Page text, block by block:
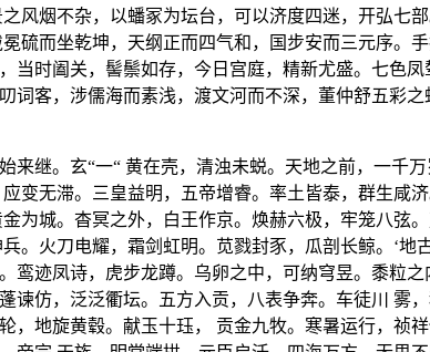
风烟不杂，以蟠冢为坛台，可以济度四迷，开弘七
硫而坐乾坤，天纲正而四气和，国步安而三元序。
当时阖关，髻鬃如存，今日宫庭，精新尤盛。七色
词客，涉儒海而素浅，渡文河而不深，董仲舒五彩
继。玄“一“ 黄在壳，清浊未蜕。天地之前，一千
变无滞。三皇益明，五帝增睿。率土皆泰，群生咸
为城。杳冥之外，白王作京。焕赫六极，牢笼八弦
。火刀电耀，霜剑虹明。苋戮封豕，瓜剖长鲸。‘
迹凤诗，虎步龙蹲。乌卵之中，可纳穹昱。黍粒
谏仿，泛泛衢坛。五方入贡，八表争奔。车徒川 雾
，地旋黄毂。献玉十珏， 贡金九牧。寒暑运行，祯